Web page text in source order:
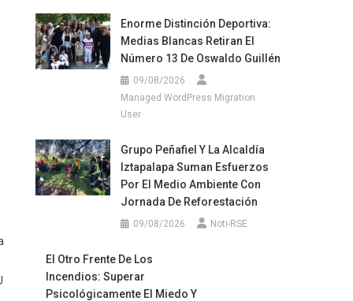
Enorme Distinción Deportiva:
Medias Blancas Retiran El
Número 13 De Oswaldo Guillén
09/08/2026
Managed WordPress Migration
User
Grupo Peñafiel Y La Alcaldía
Iztapalapa Suman Esfuerzos
Por El Medio Ambiente Con
Jornada De Reforestación
09/08/2026 Noti-RSE
El Otro Frente De Los
Incendios: Superar
Psicológicamente El Miedo Y